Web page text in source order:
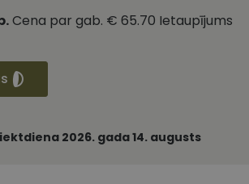
Cena par gab. € 65.70 Ietaupījums
2026. gada 14. augusts